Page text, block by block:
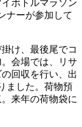
ボトルマラソン
ナーが参加して
け、最後尾でコ
会場では、リサ
回収を行い、出
ました。荷物預
来年の荷物袋に